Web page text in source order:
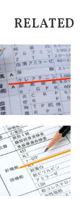
RELATED